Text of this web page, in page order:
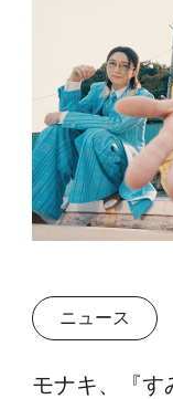
ニュース
モナキ、『す